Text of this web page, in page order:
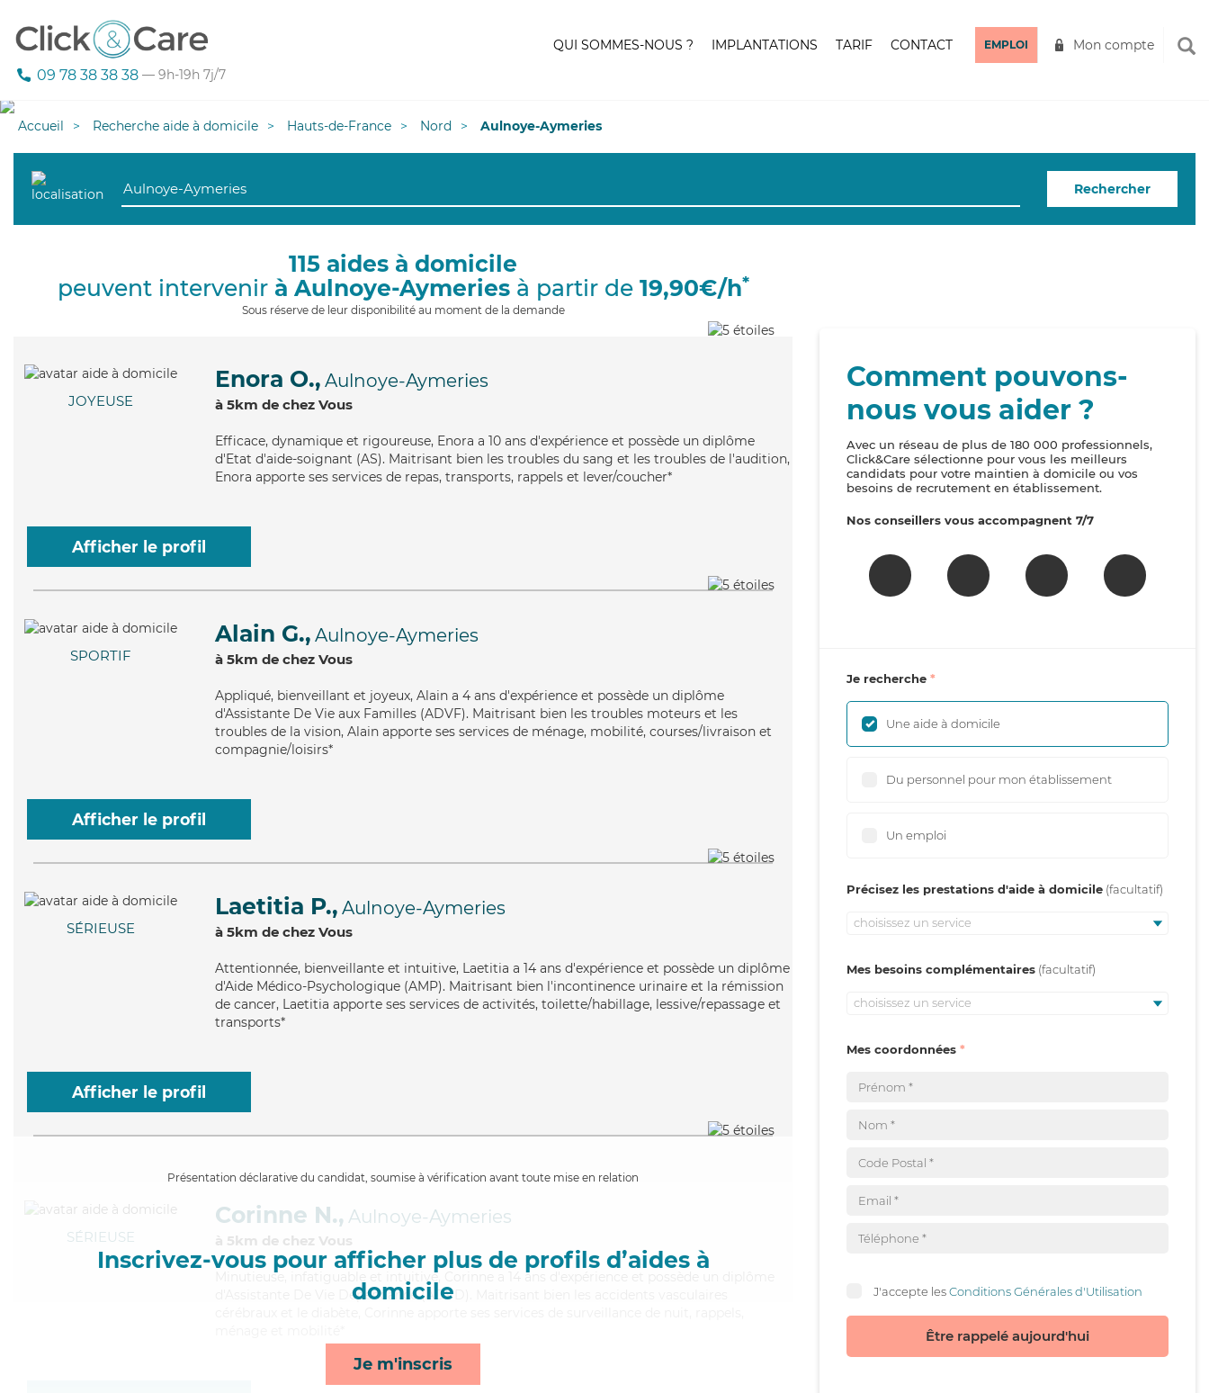
09 78 38 38 38 — 9h-19h 7j/7
QUI SOMMES-NOUS ? IMPLANTATIONS TARIF CONTACT EMPLOI Mon compte
Accueil Recherche aide à domicile Hauts-de-France Nord Aulnoye-Aymeries
Rechercher
115 aides à domicile
peuvent intervenir à Aulnoye-Aymeriesà partir de 19,90€/h*
Sous réserve de leur disponibilité au moment de la demande
JOYEUSE
Enora O., Aulnoye-Aymeries
à 5km de chez Vous
Efficace, dynamique et rigoureuse, Enora a 10 ans d'expérience et possède un diplôme
d'Etat d'aide-soignant (AS). Maitrisant bien les troubles du sang et les troubles de l'audition,
Enora apporte ses services de repas, transports, rappels et lever/coucher*
Afficher le profil
SPORTIF
Alain G., Aulnoye-Aymeries
à 5km de chez Vous
Appliqué, bienveillant et joyeux, Alain a 4 ans d'expérience et possède un diplôme
d'Assistante De Vie aux Familles (ADVF). Maitrisant bien les troubles moteurs et les
troubles de la vision, Alain apporte ses services de ménage, mobilité, courses/livraison et
compagnie/loisirs*
Afficher le profil
SÉRIEUSE
Laetitia P., Aulnoye-Aymeries
à 5km de chez Vous
Attentionnée, bienveillante et intuitive, Laetitia a 14 ans d'expérience et possède un diplôme
d'Aide Médico-Psychologique (AMP). Maitrisant bien l'incontinence urinaire et la rémission
de cancer, Laetitia apporte ses services de activités, toilette/habillage, lessive/repassage et
transports*
Afficher le profil
Présentation déclarative du candidat, soumise à vérification avant toute mise en relation
Inscrivez-vous pour afficher plus de profils d’aides à
domicile
Je m'inscris
SÉRIEUSE
Corinne N., Aulnoye-Aymeries
à 5km de chez Vous
Minutieuse
, infatiguable et intuitive, Corinne a 14 ans d'expérience et possède un diplôme
d'Assistante De Vie Dépendance (ADVD). Maitrisant bien les accidents vasculaires
Comment pouvons-
nous vous aider ?
Avec un réseau de plus de 180 000 professionnels,
Click&Care sélectionne pour vous les meilleurs
candidats pour votre maintien à domicile ou vos
besoins de recrutement en établissement.
Nos conseillers vous accompagnent 7/7
Je recherche
Une aide à domicile
Du personnel pour mon établissement
Un emploi
Précisez les prestations d'aide à domicile
choisissez un service
Mes besoins complémentaires
choisissez un service
Mes coordonnées
J'accepte lesConditions Générales d'Utilisation
Être rappelé aujourd'hui